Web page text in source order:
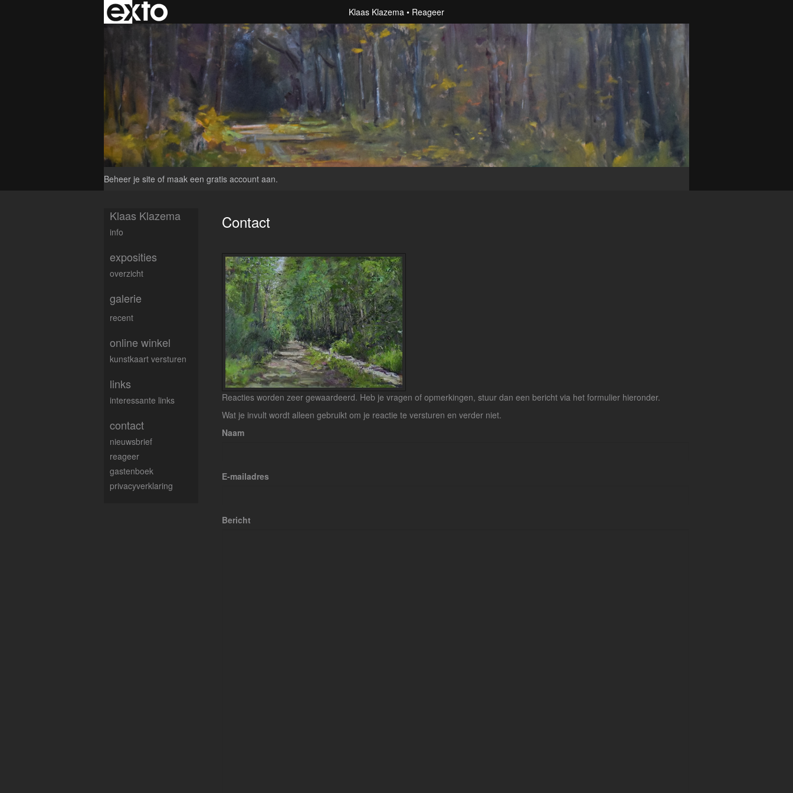
Klaas Klazema Reageer
Beheer je site of maak een gratis account aan.
Contact
Reacties worden zeer gewaardeerd. Heb je vragen of opmerkingen, stuur dan een bericht via het formulier hieronder.
Wat je invult wordt alleen gebruikt om je reactie te versturen en verder niet.
Naam
E-mailadres
Bericht
Klaas Klazema
info
exposities
overzicht
galerie
recent
online winkel
kunstkaart versturen
links
interessante links
contact
nieuwsbrief
reageer
gastenboek
privacyverklaring